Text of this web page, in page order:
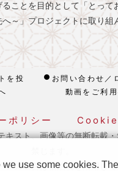
ことを目的として「とって
へ～」プロジェクトに取り組
を投
お問い合わせ／
動画をご利
ポリシー Cookie
キスト、画像等の無断転載・
ジの運営は宿泊税を活用して
we use some cookies.